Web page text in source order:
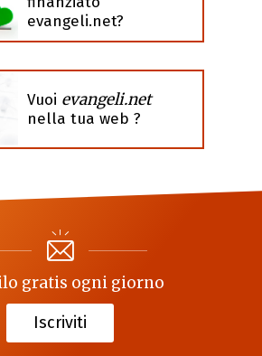
evangeli.net?
Vuoi evangeli.net
nella tua web ?
gratis ogni giorno
Iscriviti